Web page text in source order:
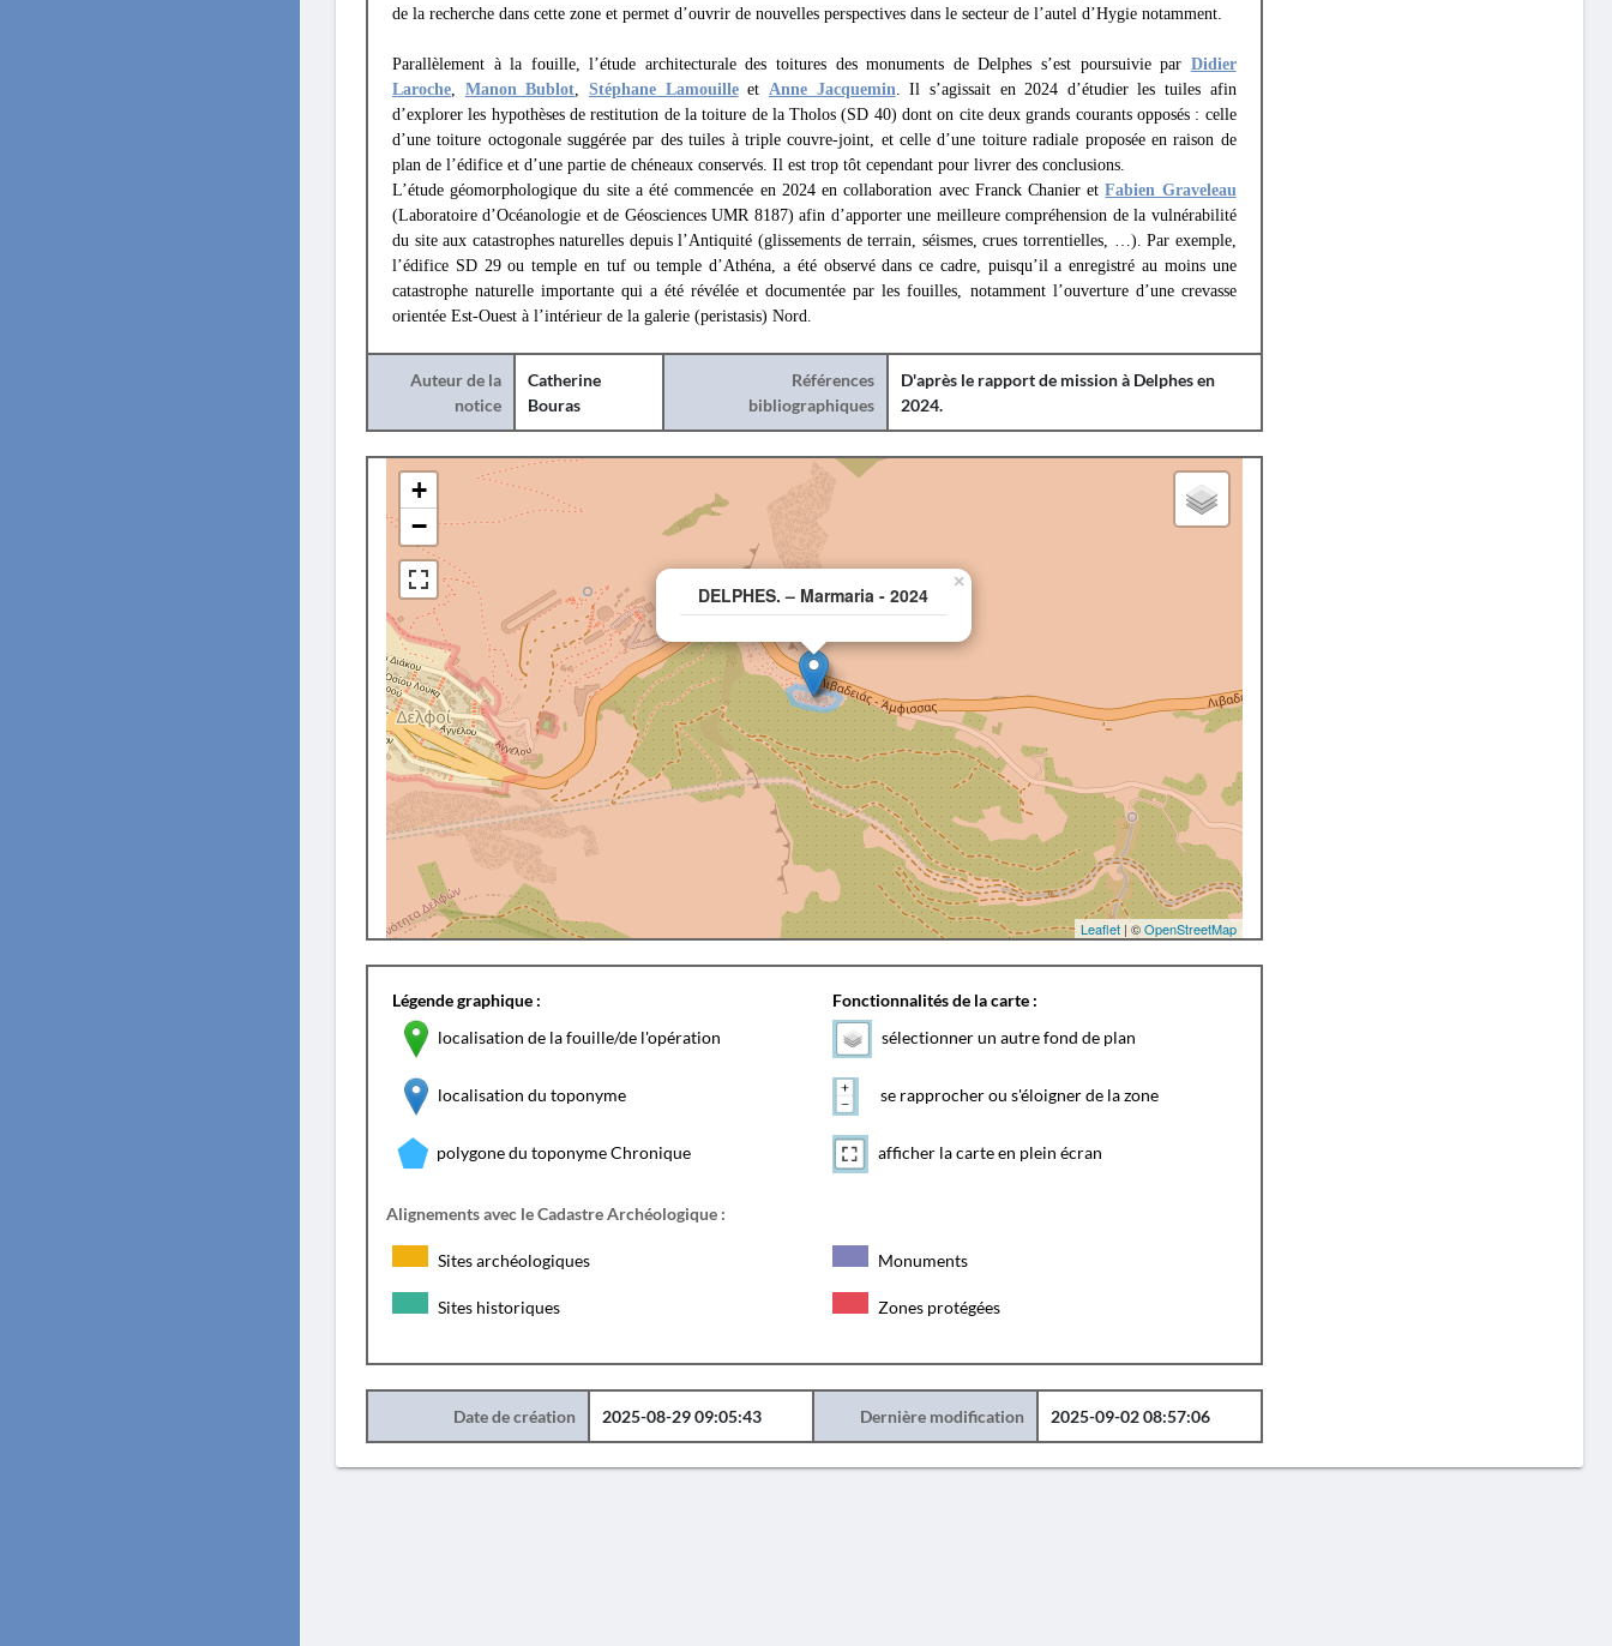
de la recherche dans cette zone et permet d’ouvrir de nouvelles perspectives dans le secteur de l’autel d’Hygie notamment.
Parallèlement à la fouille, l’étude architecturale des toitures des monuments de Delphes s’est poursuivie par Didier
Laroche, Manon Bublot, Stéphane Lamouilleet Anne Jacquemin. Il s’agissait en 2024 d’étudier les tuiles afin
d’explorer les hypothèses de restitution de la toiture de la Tholos (SD 40) dont on cite deux grands courants opposés : celle
d’une toiture octogonale suggérée par des tuiles à triple couvre-joint, et celle d’une toiture radiale proposée en raison de
plan de l’édifice et d’une partie de chéneaux conservés. Il est trop tôt cependant pour livrer des conclusions.
L’étude géomorphologique du site a été commencée en 2024 en collaboration avec Franck Chanier etFabien Graveleau
(Laboratoire d’Océanologie et de Géosciences UMR 8187) afin d’apporter une meilleure compréhension de la vulnérabilité
du site aux catastrophes naturelles depuis l’Antiquité (glissements de terrain, séismes, crues torrentielles, …). Par exemple,
l’édifice SD 29 ou temple en tuf ou temple d’Athéna, a été observé dans ce cadre, puisqu’il a enregistré au moins une
catastrophe naturelle importante qui a été révélée et documentée par les fouilles, notamment l’ouverture d’une crevasse
orientée Est-Ouest à l’intérieur de la galerie (peristasis) Nord.
Auteur de la
notice
Catherine
Bouras
Références
bibliographiques
D'après le rapport de mission à Delphes en
2024.
DELPHES. – Marmaria - 2024
×
+
−
Leaflet| ©OpenStreetMap
Légende graphique :
localisation de la fouille/de l'opération
localisation du toponyme
polygone du toponyme Chronique
Fonctionnalités de la carte :
sélectionner un autre fond de plan
se rapprocher ou s'éloigner de la zone
afficher la carte en plein écran
Alignements avec le Cadastre Archéologique :
Sites archéologiques Monuments
Sites historiques Zones protégées
Date de création 2025-08-29 09:05:43 Dernière modification 2025-09-02 08:57:06